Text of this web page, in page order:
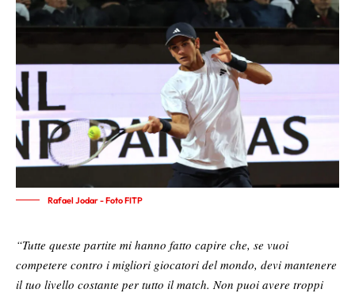
Rafael Jodar - Foto FITP
“Tutte queste partite mi hanno fatto capire che, se vuoi
competere contro i migliori giocatori del mondo, devi mantenere
il tuo livello costante per tutto il match. Non puoi avere troppi